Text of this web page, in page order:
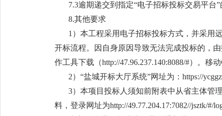
7.3逾期递交到指定“电子招标投标交易平
8.其他要求
1）本工程采用电子招标投标方式，并采用
开标流程。因自身原因导致无法完成投标的，
作工具下载（http://47.96.237.140:8088/#）。移
2）“盐城开标大厅系统”网址为：https://
3）本项目投标人须知前附表中从省主体管
料，登录网址为http://49.77.204.17:7082//jsztk/#/